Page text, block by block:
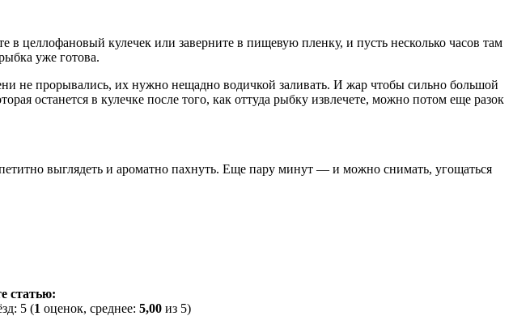
целлофановый кулечек или заверните в пищевую пленку, и пусть несколько часов там
уже готова.
не прорывались, их нужно нещадно водичкой заливать. И жар чтобы сильно большой
останется в кулечке после того, как оттуда рыбку извлечете, можно потом еще разок
выглядеть и ароматно пахнуть. Еще пару минут — и можно снимать, угощаться
статью:
(1 оценок, среднее: 5,00 из 5)